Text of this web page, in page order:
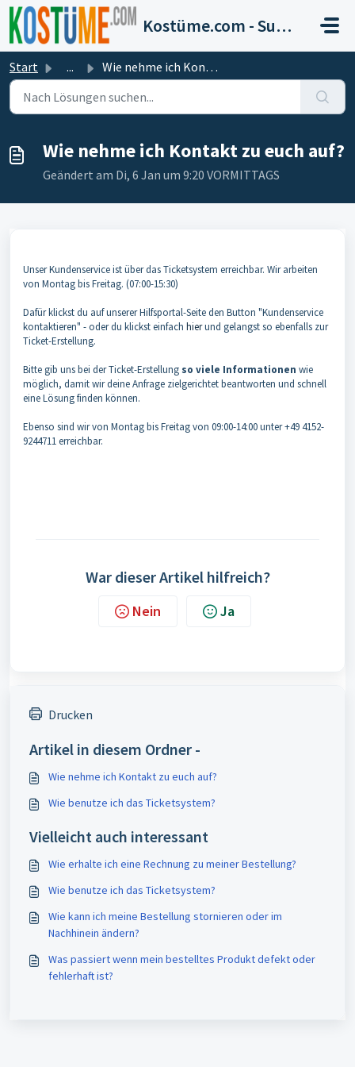
Zum hauptsächlichen Inhalt gehen
Kostüme.com - Support
Start ... Wie nehme ich Kontakt zu euch auf?
Wie nehme ich Kontakt zu euch auf?
Geändert am Di, 6 Jan um 9:20 VORMITTAGS
Unser Kundenservice ist über das Ticketsystem erreichbar. Wir arbeiten
von Montag bis Freitag. (07:00-15:30)
Dafür klickst du auf unserer Hilfsportal-Seite den Button "Kundenservice
kontaktieren" - oder du klickst einfach hierund gelangst so ebenfalls zur
Ticket-Erstellung.
Bitte gib uns bei der Ticket-Erstellung so viele Informationen wie
möglich, damit wir deine Anfrage zielgerichtet beantworten und schnell
eine Lösung finden können.
Ebenso sind wir von Montag bis Freitag von 09:00-14:00 unter +49 4152-
9244711 erreichbar.
War dieser Artikel hilfreich?
Nein Ja
Drucken
Artikel in diesem Ordner -
Wie nehme ich Kontakt zu euch auf?
Wie benutze ich das Ticketsystem?
Vielleicht auch interessant
Wie erhalte ich eine Rechnung zu meiner Bestellung?
Wie benutze ich das Ticketsystem?
Wie kann ich meine Bestellung stornieren oder im
Nachhinein ändern?
Was passiert wenn mein bestelltes Produkt defekt oder
fehlerhaft ist?